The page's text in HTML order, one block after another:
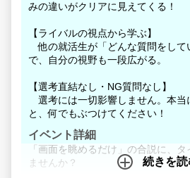
みの違いがクリアに見えてくる！
【ライバルの視点から学ぶ】
他の就活生が「どんな質問をして
で、自分の視野も一段広がる。
【選考直結なし・NG質問なし】
選考には一切影響しません。本当
と、何でもぶつけてください！
イベント詳細
「画面を眺めるだけ」の合説に、
ませんか？
続きを読